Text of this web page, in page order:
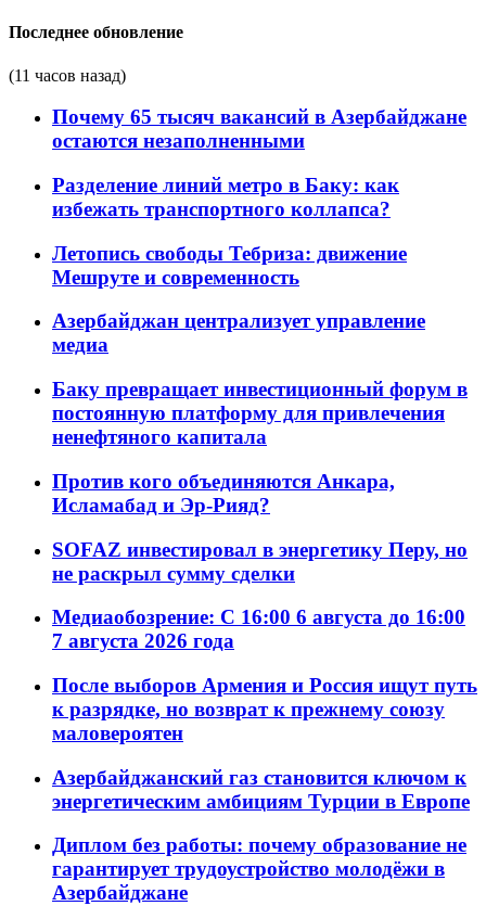
Последнее обновление
(11 часов назад)
Почему 65 тысяч вакансий в Азербайджане
остаются незаполненными
Разделение линий метро в Баку: как
избежать транспортного коллапса?
Летопись свободы Тебриза: движение
Мешруте и современность
Азербайджан централизует управление
медиа
Баку превращает инвестиционный форум в
постоянную платформу для привлечения
ненефтяного капитала
Против кого объединяются Анкара,
Исламабад и Эр-Рияд?
SOFAZ инвестировал в энергетику Перу, но
не раскрыл сумму сделки
Медиаобозрение: С 16:00 6 августа до 16:00
7 августа 2026 года
После выборов Армения и Россия ищут путь
к разрядке, но возврат к прежнему союзу
маловероятен
Азербайджанский газ становится ключом к
энергетическим амбициям Турции в Европе
Диплом без работы: почему образование не
гарантирует трудоустройство молодёжи в
Азербайджане